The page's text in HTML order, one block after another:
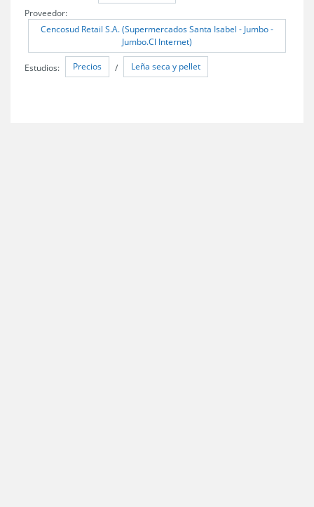
Proveedor:
Cencosud Retail S.A. (Supermercados Santa Isabel - Jumbo -
Jumbo.Cl Internet)
Estudios: Precios / Leña seca y pellet